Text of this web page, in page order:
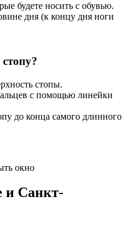
будете носить с обувью.
дня (к концу дня ноги
стопы.
с помощью линейки
до конца самого длинного
окно
и Санкт-